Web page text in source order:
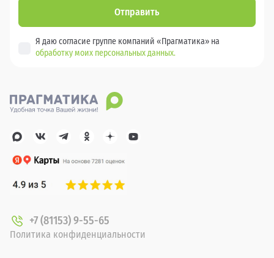
Отправить
Я даю согласие группе компаний «Прагматика» на
обработку моих персональных данных.
+7 (81153) 9-55-65
Политика конфиденциальности